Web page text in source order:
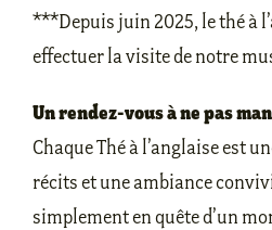
***Depuis juin 2025, le thé à
effectuer la visite de notre
Un rendez-vous à ne pas
Chaque Thé à l’anglaise est
récits et une ambiance
simplement en quête d’un